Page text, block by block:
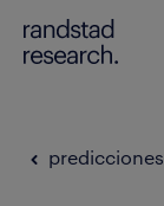
predicciones